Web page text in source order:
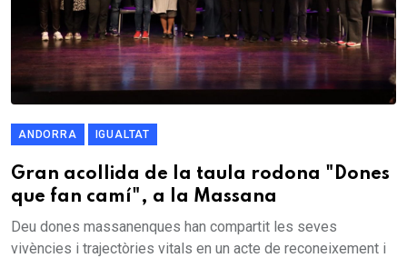
ANDORRA IGUALTAT
Gran acollida de la taula rodona "Dones
que fan camí", a la Massana
Deu dones massanenques han compartit les seves
vivències i trajectòries vitals en un acte de reconeixement i